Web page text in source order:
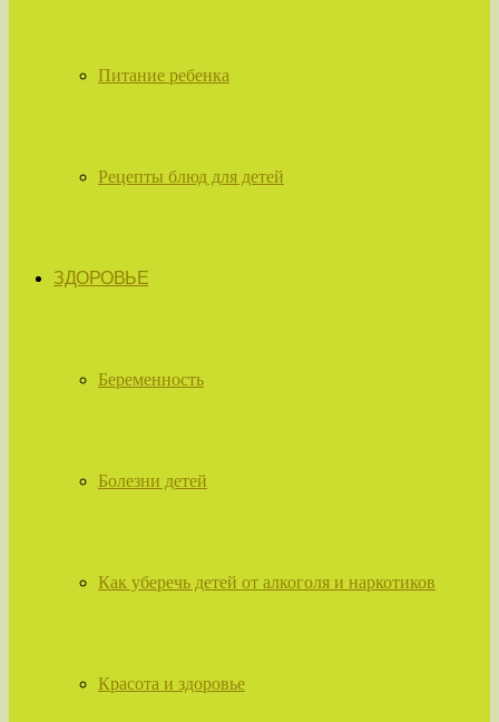
Питание ребенка
Рецепты блюд для детей
ЗДОРОВЬЕ
Беременность
Болезни детей
Как уберечь детей от алкоголя и наркотиков
Красота и здоровье